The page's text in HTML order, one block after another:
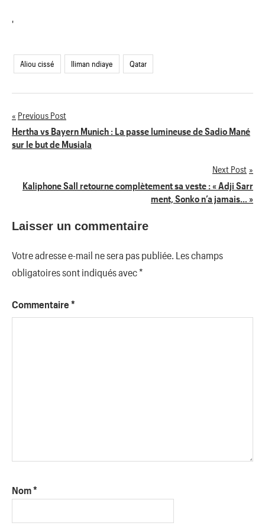
'
Aliou cissé Iliman ndiaye Qatar
Navigation
de
Previous Post
Hertha vs Bayern Munich : La passe lumineuse de Sadio Mané
sur le but de Musiala
Next Post
Kaliphone Sall retourne complètement sa veste : « Adji Sarr
ment, Sonko n’a jamais… »
Laisser un commentaire
Votre adresse e-mail ne sera pas publiée. Les champs
obligatoires sont indiqués avec*
Commentaire *
Nom*